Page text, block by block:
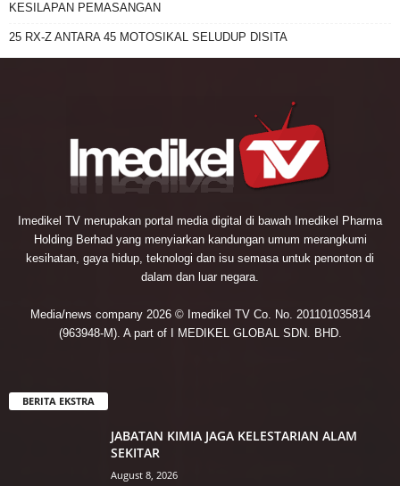
KESILAPAN PEMASANGAN
25 RX-Z ANTARA 45 MOTOSIKAL SELUDUP DISITA
Imedikel TV merupakan portal media digital di bawah Imedikel Pharma
Holding Berhad yang menyiarkan kandungan umum merangkumi
kesihatan, gaya hidup, teknologi dan isu semasa untuk penonton di
dalam dan luar negara.
Media/news company 2026 © Imedikel TV Co. No. 201101035814
(963948-M). A part of I MEDIKEL GLOBAL SDN. BHD.
BERITA EKSTRA
JABATAN KIMIA JAGA KELESTARIAN ALAM
SEKITAR
August 8, 2026